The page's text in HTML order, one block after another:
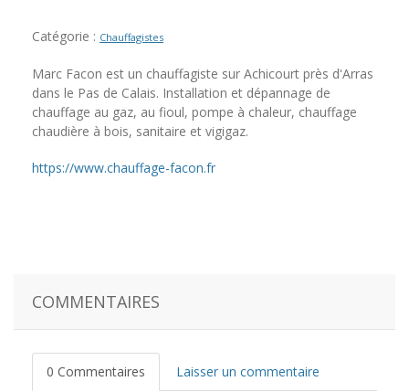
Catégorie : Chauffagistes
Marc Facon est un chauffagiste sur Achicourt près d'Arras
dans le Pas de Calais. Installation et dépannage de
chauffage au gaz, au fioul, pompe à chaleur, chauffage
chaudière à bois, sanitaire et vigigaz.
https://www.chauffage-facon.fr
COMMENTAIRES
0 Commentaires Laisser un commentaire